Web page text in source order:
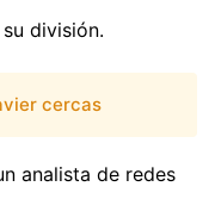
división.
cercas
analista de redes